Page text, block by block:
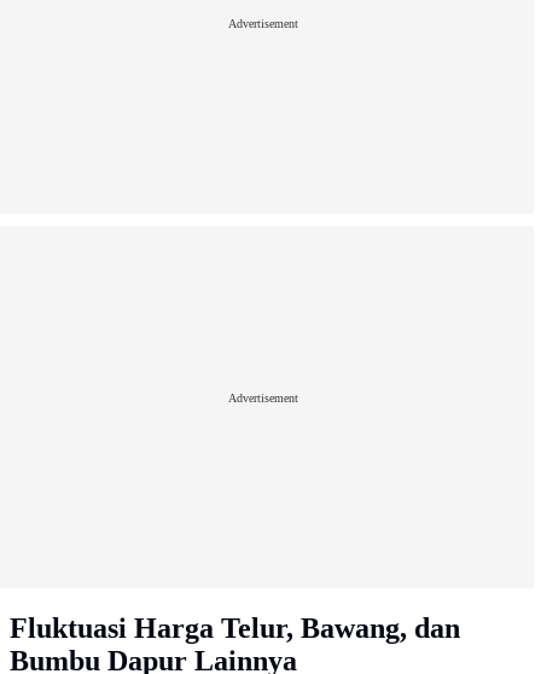
Advertisement
Advertisement
Fluktuasi Harga Telur, Bawang, dan
Bumbu Dapur Lainnya